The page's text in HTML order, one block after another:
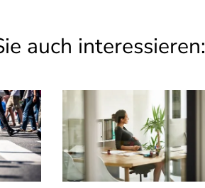
auch interessieren: